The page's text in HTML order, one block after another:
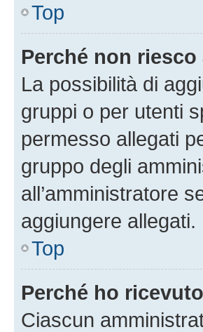
Top
Perché non
La possibilità di
gruppi o per utenti
permesso allegati
gruppo degli
all’amministratore
aggiungere allegati.
Top
Perché ho
Ciascun